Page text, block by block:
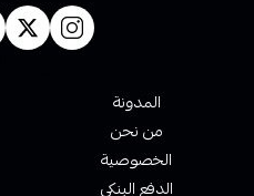
المدونة
من نحن
الخصوصية
الدفع البنكي